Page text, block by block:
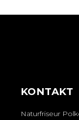
KONTAKT
Naturfriseur